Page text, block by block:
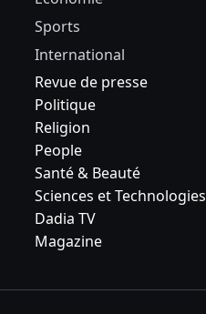
Sports
International
Revue de presse
Politique
Religion
People
Santé & Beauté
Sciences et Technologies
Dadia TV
Magazine